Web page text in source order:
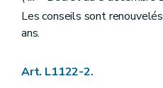
Art. L1215-12
Art. L1215-16
Les conseils sont
ans.
Art. L1122-2.